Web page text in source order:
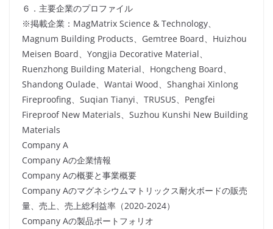
６．主要企業のプロファイル
※掲載企業：MagMatrix Science & Technology、
Magnum Building Products、Gemtree Board、Huizhou
Meisen Board、Yongjia Decorative Material、
Ruenzhong Building Material、Hongcheng Board、
Shandong Oulade、Wantai Wood、Shanghai Xinlong
Fireproofing、Suqian Tianyi、TRUSUS、Pengfei
Fireproof New Materials、Suzhou Kunshi New Building
Materials
Company A
Company Aの企業情報
Company Aの概要と事業概要
Company Aのマグネシウムマトリックス耐火ボードの販売
量、売上、売上総利益率（2020-2024）
Company Aの製品ポートフォリオ